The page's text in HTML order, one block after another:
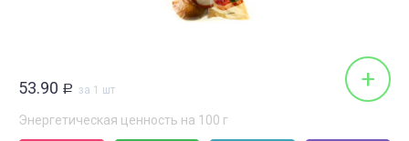
53.90 Р за 1 шт +
Энергетическая ценность на 100 г